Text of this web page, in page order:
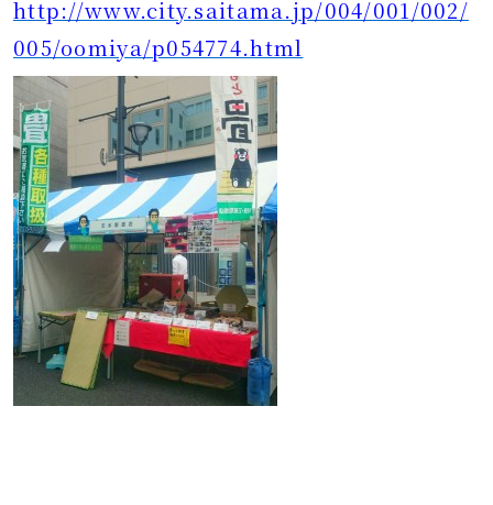
http://www.city.saitama.jp/004/001/002/
005/oomiya/p054774.html